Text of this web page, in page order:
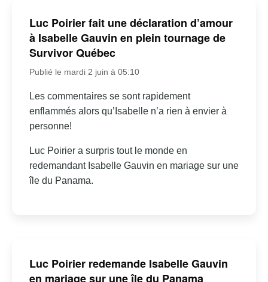
Luc Poirier fait une déclaration d’amour
à Isabelle Gauvin en plein tournage de
Survivor Québec
Publié le mardi 2 juin à 05:10
Les commentaires se sont rapidement
enflammés alors qu’Isabelle n’a rien à envier à
personne!
Luc Poirier a surpris tout le monde en
redemandant Isabelle Gauvin en mariage sur une
île du Panama.
Luc Poirier redemande Isabelle Gauvin
en mariage sur une île du Panama